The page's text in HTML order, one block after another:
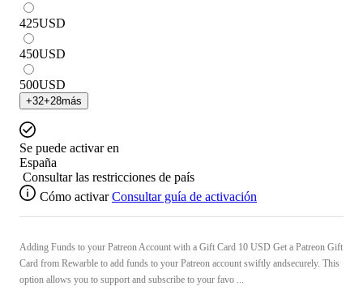
425USD
450USD
500USD
+32+28más
Se puede activar en
España
Consultar las restricciones de país
Cómo activar Consultar guía de activación
Adding Funds to your Patreon Account with a Gift Card 10 USD Get a Patreon Gift
Card from Rewarble to add funds to your Patreon account swiftly andsecurely. This
option allows you to support and subscribe to your favo ...